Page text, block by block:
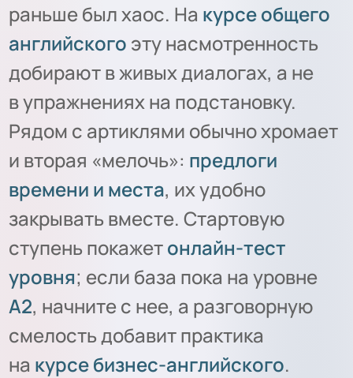
раньше был хаос. На курсе общего
английского эту насмотренность
добирают в живых диалогах, а не
в упражнениях на подстановку.
Рядом с артиклями обычно хромает
и вторая «мелочь»: предлоги
времени и места, их удобно
закрывать вместе. Стартовую
ступень покажетонлайн-тест
уровня; если база пока на уровне
A2, начните с нее, а разговорную
смелость добавит практика
на курсе бизнес-английского.